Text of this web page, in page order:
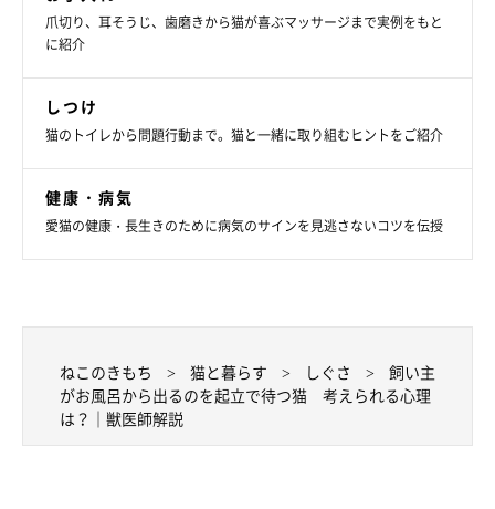
爪切り、耳そうじ、歯磨きから猫が喜ぶマッサージまで実例をもと
に紹介
しつけ
猫のトイレから問題行動まで。猫と一緒に取り組むヒントをご紹介
健康・病気
愛猫の健康・長生きのために病気のサインを見逃さないコツを伝授
ねこのきもち 猫と暮らす しぐさ
飼い主
がお風呂から出るのを起立で待つ猫 考えられる心理
は？｜獣医師解説